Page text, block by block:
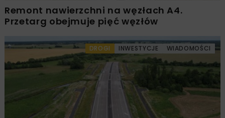
Remont nawierzchni na węzłach A4.
Przetarg obejmuje pięć węzłów
DROGI INWESTYCJE WIADOMOŚCI